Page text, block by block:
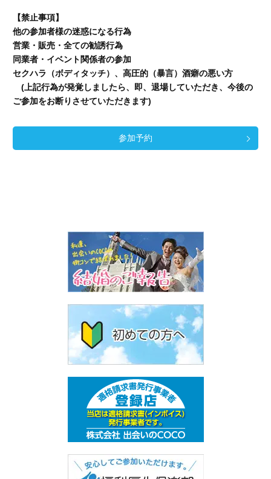
【禁止事項】
他の参加者様の迷惑になる行為
営業・販売・全ての勧誘行為
同業者・イベント関係者の参加
セクハラ（ボディタッチ）、高圧的（暴言）酒癖の悪い方
(上記行為が発覚しましたら、即、退場していただき、今後の
ご参加をお断りさせていただきます)
参加予約